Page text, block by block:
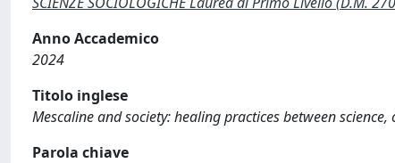
Anno Accademico
2024
Titolo inglese
Mescaline and society: healing practices between
Parola chiave